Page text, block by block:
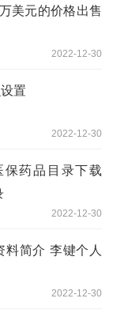
美元的价格出售
2022-12-30
置
2022-12-30
保药品目录下载
2022-12-30
简介 李键个人
2022-12-30